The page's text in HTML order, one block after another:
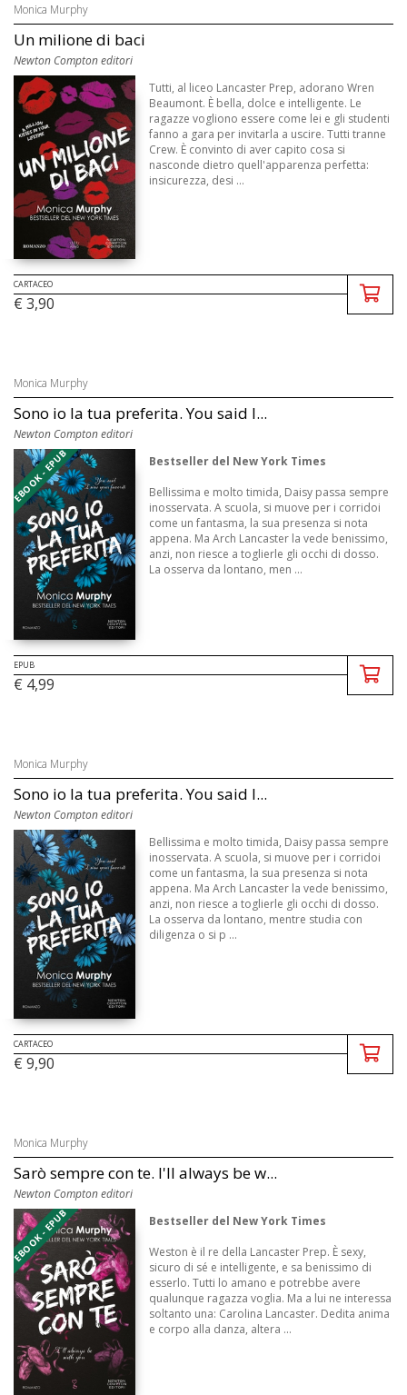
Monica Murphy
Un milione di baci
Newton Compton editori
Tutti, al liceo Lancaster Prep, adorano Wren
Beaumont. È bella, dolce e intelligente. Le
ragazze vogliono essere come lei e gli studenti
fanno a gara per invitarla a uscire. Tutti tranne
Crew. È convinto di aver capito cosa si
nasconde dietro quell'apparenza perfetta:
insicurezza, desi ...
CARTACEO
€ 3,90
Monica Murphy
Sono io la tua preferita. You said I...
Newton Compton editori
EBOOK - EPUB
Bestseller del New York Times
Bellissima e molto timida, Daisy passa sempre
inosservata. A scuola, si muove per i corridoi
come un fantasma, la sua presenza si nota
appena. Ma Arch Lancaster la vede benissimo,
anzi, non riesce a toglierle gli occhi di dosso.
La osserva da lontano, men ...
EPUB
€ 4,99
Monica Murphy
Sono io la tua preferita. You said I...
Newton Compton editori
Bellissima e molto timida, Daisy passa sempre
inosservata. A scuola, si muove per i corridoi
come un fantasma, la sua presenza si nota
appena. Ma Arch Lancaster la vede benissimo,
anzi, non riesce a toglierle gli occhi di dosso.
La osserva da lontano, mentre studia con
diligenza o si p ...
CARTACEO
€ 9,90
Monica Murphy
Sarò sempre con te. I'll always be w...
Newton Compton editori
EBOOK - EPUB
Bestseller del New York Times
Weston è il re della Lancaster Prep. È sexy,
sicuro di sé e intelligente, e sa benissimo di
esserlo. Tutti lo amano e potrebbe avere
qualunque ragazza voglia. Ma a lui ne interessa
soltanto una: Carolina Lancaster. Dedita anima
e corpo alla danza, altera ...